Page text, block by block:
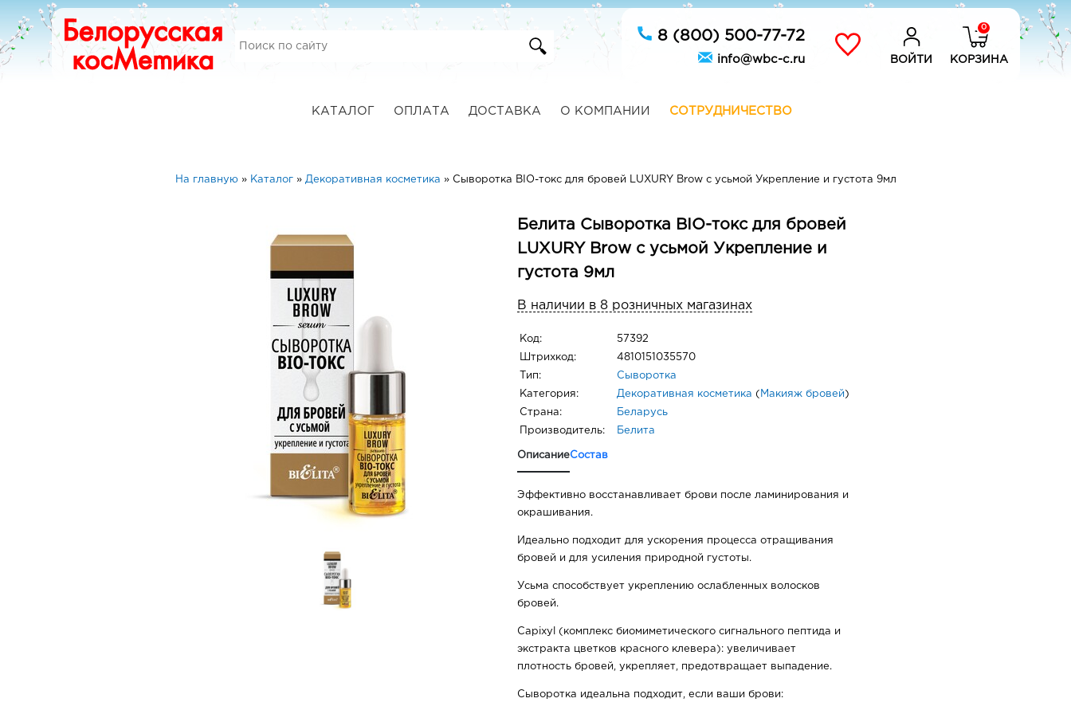
8 (800) 500-77-72
info@wbc-c.ru ВОЙТИ
0
КОРЗИНА
КАТАЛОГ ОПЛАТА ДОСТАВКА О КОМПАНИИ СОТРУДНИЧЕСТВО
На главную» Каталог» Декоративная косметика » Сыворотка BIO-токс для бровей LUXURY Brow с усьмой Укрепление и густота 9мл
Белита Сыворотка BIO-токс для бровей
LUXURY Brow с усьмой Укрепление и
густота 9мл
В наличии в 8 розничных магазинах
Код: 57392
Штрихкод: 4810151035570
Тип: Сыворотка
Категория: Декоративная косметика ( Макияж бровей )
Страна: Беларусь
Производитель: Белита
ОписаниеСостав
Эффективно восстанавливает брови после ламинирования и
окрашивания.
Идеально подходит для ускорения процесса отращивания
бровей и для усиления природной густоты.
Усьма способствует укреплению ослабленных волосков
бровей.
Capixyl (комплекс биомиметического сигнального пептида и
экстракта цветков красного клевера): увеличивает
плотность бровей, укрепляет, предотвращает выпадение.
Сыворотка идеальна подходит, если ваши брови: